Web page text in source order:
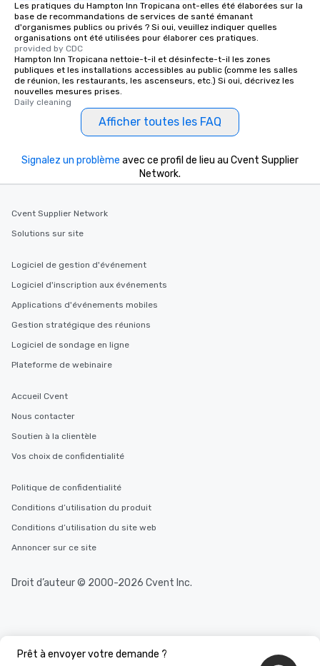
interactive experiences are included
along the way exclusively to our tours,
ensuring there is never a dull moment.
Different Types of Cuisine Our
experiences offer the ability to enjoy
several renowned restaurants in one
convenient outing, including ones you
and your guests might not have
discovered otherwise on your own or
a way to try some of the finest spots
in the city and dive into various
cuisines and dishes. All the pre-
high standards to ensure they will
delight any palate. Tours Available
group experience, booking flexibility is
after work, we can coordinate with
you to provide options that fit your
You Like Along with flexible
scheduling, Lip Smacking Foodie
durations. Our shortest tour is about
2.5 hours; our longest is about 5
Les pratiques du Hampton Inn Tropicana ont-elles été élaborées sur la
base de recommandations de services de santé émanant
d'organismes publics ou privés ? Si oui, veuillez indiquer quelles
organisations ont été utilisées pour élaborer ces pratiques.
provided by CDC
Hampton Inn Tropicana nettoie-t-il et désinfecte-t-il les zones
publiques et les installations accessibles au public (comme les salles
de réunion, les restaurants, les ascenseurs, etc.) Si oui, décrivez les
nouvelles mesures prises.
Daily cleaning
Afficher toutes les FAQ
Prêt à envoyer votre demande ?
Signalez un problème avec ce profil de lieu au Cvent Supplier
Network.
Cvent Supplier Network
Solutions sur site
Logiciel de gestion d'événement
Logiciel d'inscription aux événements
Applications d'événements mobiles
Gestion stratégique des réunions
Logiciel de sondage en ligne
Plateforme de webinaire
Accueil Cvent
Nous contacter
Soutien à la clientèle
Vos choix de confidentialité
Politique de confidentialité
Conditions d’utilisation du produit
Conditions d’utilisation du site web
Annoncer sur ce site
Droit d’auteur © 2000-2026 Cvent Inc.